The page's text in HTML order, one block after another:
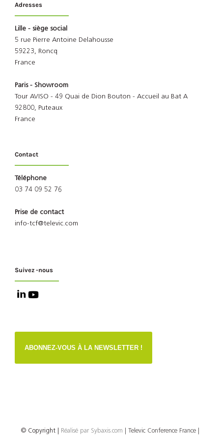
Adresses
Lille - siège social
5 rue Pierre Antoine Delahousse
59223, Roncq
France
Paris - Showroom
Tour AVISO - 49 Quai de Dion Bouton - Accueil au Bat A
92800, Puteaux
France
Contact
Téléphone
03 74 09 52 76
Prise de contact
info-tcf@televic.com
Suivez -nous
ABONNEZ-VOUS À LA NEWSLETTER !
© Copyright Réalisé par Sybaxis.com | Televic Conference France |